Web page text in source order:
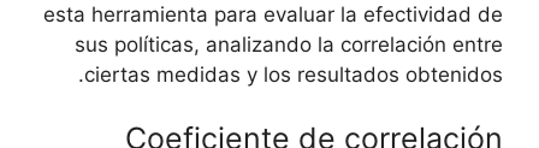
esta herramienta para evaluar la efectividad de
sus políticas, analizando la correlación entre
ciertas medidas ‍y los resultados obtenidos.
Coeficiente de correlación